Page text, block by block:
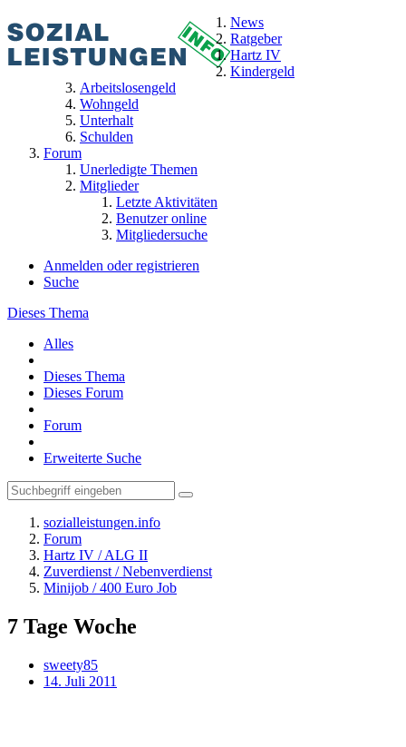
News
Ratgeber
Hartz IV
Kindergeld
Arbeitslosengeld
Wohngeld
Unterhalt
Schulden
Forum
Unerledigte Themen
Mitglieder
Letzte Aktivitäten
Benutzer online
Mitgliedersuche
Anmelden oder registrieren
Suche
Dieses Thema
Alles
Dieses Thema
Dieses Forum
Forum
Erweiterte Suche
sozialleistungen.info
Forum
Hartz IV / ALG II
Zuverdienst / Nebenverdienst
Minijob / 400 Euro Job
7 Tage Woche
sweety85
14. Juli 2011